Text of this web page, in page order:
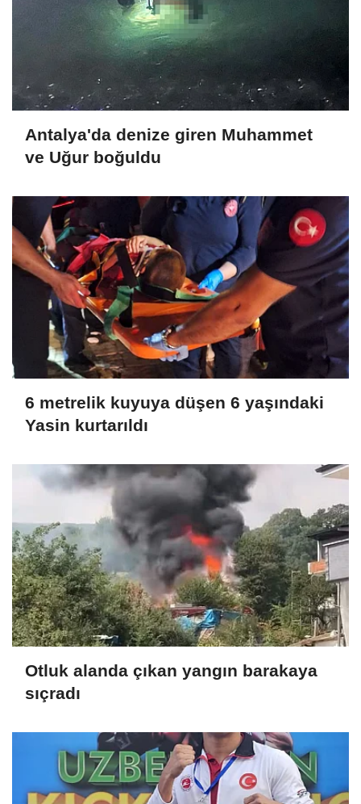
Antalya'da denize giren Muhammet
ve Uğur boğuldu
6 metrelik kuyuya düşen 6 yaşındaki
Yasin kurtarıldı
Otluk alanda çıkan yangın barakaya
sıçradı